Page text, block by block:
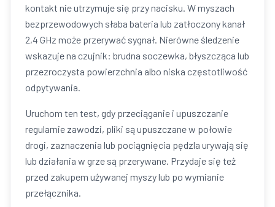
kontakt nie utrzymuje się przy nacisku. W myszach
bezprzewodowych słaba bateria lub zatłoczony kanał
2,4 GHz może przerywać sygnał. Nierówne śledzenie
wskazuje na czujnik: brudna soczewka, błyszcząca lub
przezroczysta powierzchnia albo niska częstotliwość
odpytywania.
Uruchom ten test, gdy przeciąganie i upuszczanie
regularnie zawodzi, pliki są upuszczane w połowie
drogi, zaznaczenia lub pociągnięcia pędzla urywają się
lub działania w grze są przerywane. Przydaje się też
przed zakupem używanej myszy lub po wymianie
przełącznika.